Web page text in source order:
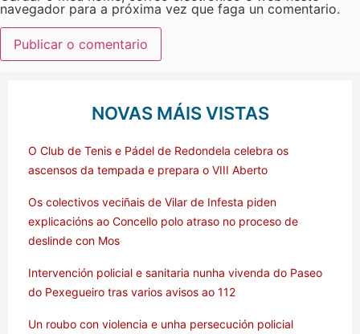
navegador para a próxima vez que faga un comentario.
NOVAS MÁIS VISTAS
O Club de Tenis e Pádel de Redondela celebra os
ascensos da tempada e prepara o VIII Aberto
Os colectivos veciñais de Vilar de Infesta piden
explicacións ao Concello polo atraso no proceso de
deslinde con Mos
Intervención policial e sanitaria nunha vivenda do Paseo
do Pexegueiro tras varios avisos ao 112
Un roubo con violencia e unha persecución policial